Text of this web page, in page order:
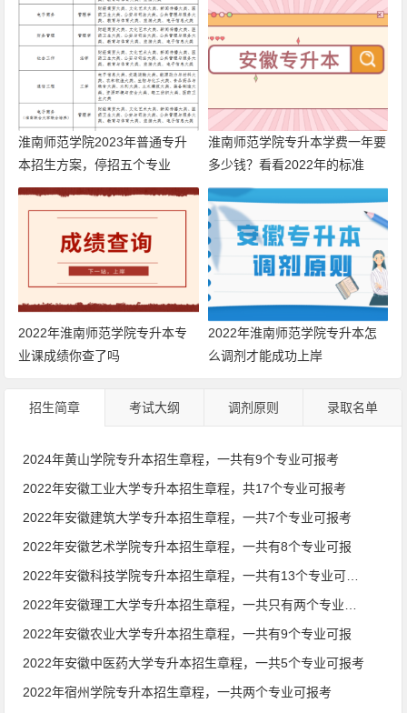
淮南师范学院2023年普通专升
本招生方案，停招五个专业
淮南师范学院专升本学费一年要
多少钱？看看2022年的标准
2022年淮南师范学院专升本专
业课成绩你查了吗
2022年淮南师范学院专升本怎
么调剂才能成功上岸
招生简章 考试大纲 调剂原则 录取名单
2024年黄山学院专升本招生章程，一共有9个专业可报考
2022年安徽工业大学专升本招生章程，共17个专业可报考
2022年安徽建筑大学专升本招生章程，一共7个专业可报考
2022年安徽艺术学院专升本招生章程，一共有8个专业可报
2022年安徽科技学院专升本招生章程，一共有13个专业可报考
2022年安徽理工大学专升本招生章程，一共只有两个专业可报
2022年安徽农业大学专升本招生章程，一共有9个专业可报
2022年安徽中医药大学专升本招生章程，一共5个专业可报考
2022年宿州学院专升本招生章程，一共两个专业可报考